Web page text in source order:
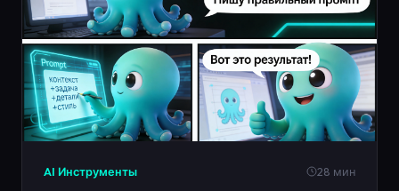
AI Инструменты 28 мин